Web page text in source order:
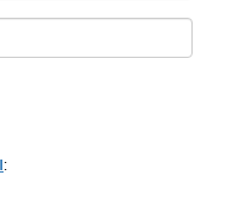
: